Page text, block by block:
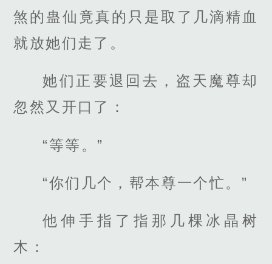
煞的蛊仙竟真的只是取了几滴精血
就放她们走了。
她们正要退回去，盗天魔尊却
忽然又开口了：
“等等。”
“你们几个，帮本尊一个忙。”
他伸手指了指那几棵冰晶树
木：